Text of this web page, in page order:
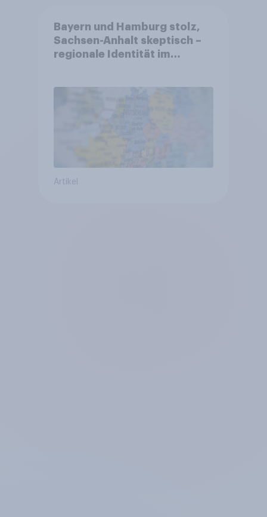
Bayern und Hamburg stolz,
Sachsen-Anhalt skeptisch –
regionale Identität im
Artikel